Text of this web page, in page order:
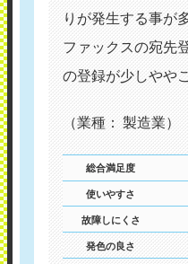
りが発生する事が
ファックスの宛先
の登録が少しやや
（業種： 製造業）
総合満足度
使いやすさ
故障しにくさ
発色の良さ